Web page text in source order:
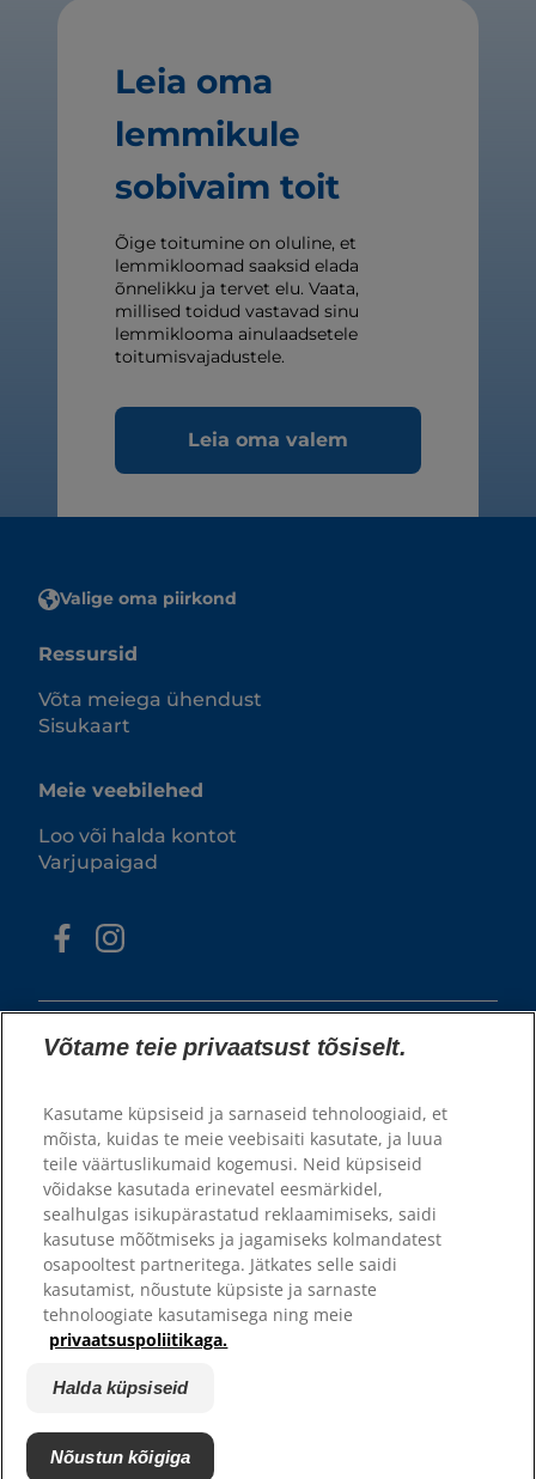
Leia oma
lemmikule
sobivaim toit
Õige toitumine on oluline, et
lemmikloomad saaksid elada
õnnelikku ja tervet elu. Vaata,
millised toidud vastavad sinu
lemmiklooma ainulaadsetele
toitumisvajadustele.
Leia oma valem
Valige oma piirkond
Ressursid
Võta meiega ühendust
Sisukaart
Meie veebilehed
Loo või halda kontot
Varjupaigad
© 2025 Hill's Pet Nutrition, Inc.
Kõik õigused kaitstud.
Siin kasutatuna tähistab see registreeritud kaubamärgi staatust
ainult USA-s; registreerimise staatus teistes piirkondades võib olla
erinev. Selle veebilehe kasutamisel kehtivad meie
kasutustingimused.
Üldtingimused
Võtame teie privaatsust tõsiselt.
Kasutame küpsiseid ja sarnaseid tehnoloogiaid, et
mõista, kuidas te meie veebisaiti kasutate, ja luua
teile väärtuslikumaid kogemusi. Neid küpsiseid
võidakse kasutada erinevatel eesmärkidel,
sealhulgas isikupärastatud reklaamimiseks, saidi
kasutuse mõõtmiseks ja jagamiseks kolmandatest
osapooltest partneritega. Jätkates selle saidi
kasutamist, nõustute küpsiste ja sarnaste
tehnoloogiate kasutamisega ning meie
privaatsuspoliitikaga.
Halda küpsiseid
Nõustun kõigiga